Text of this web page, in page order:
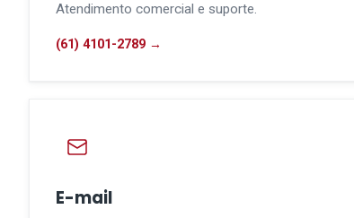
Atendimento comercial e suporte.
(61) 4101-2789 →
E-mail